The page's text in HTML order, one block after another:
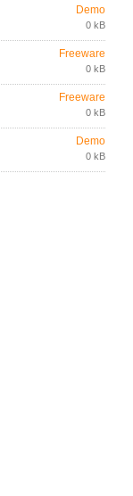
Demo
0 kB
Freeware
0 kB
Freeware
0 kB
Demo
0 kB